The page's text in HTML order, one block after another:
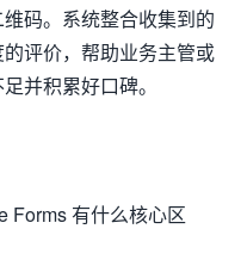
码。系统整合收集到的
评价，帮助业务主管或
并积累好口碑。
Forms 有什么核心区